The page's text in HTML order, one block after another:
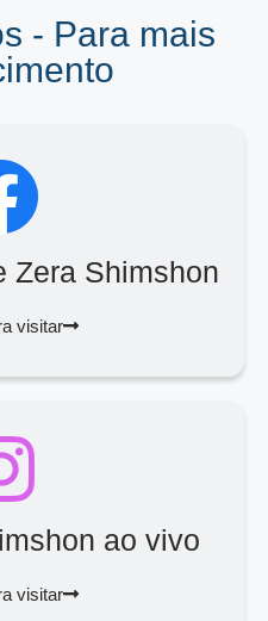
- Para mais
Zera Shimshon
visitar
ao vivo
visitar